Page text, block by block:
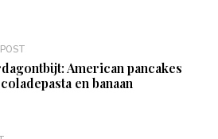
American pancakes
en banaan